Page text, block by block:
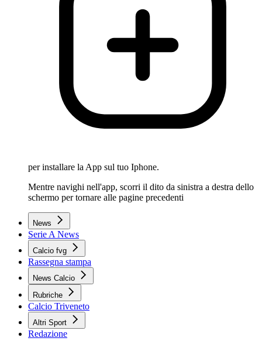
per installare la App sul tuo Iphone.
Mentre navighi nell'app, scorri il dito da sinistra a destra dello
schermo per tornare alle pagine precedenti
News
Serie A News
Calcio fvg
Rassegna stampa
News Calcio
Rubriche
Calcio Triveneto
Altri Sport
Redazione